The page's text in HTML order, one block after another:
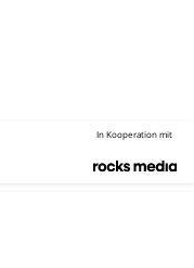
In Kooperation mit